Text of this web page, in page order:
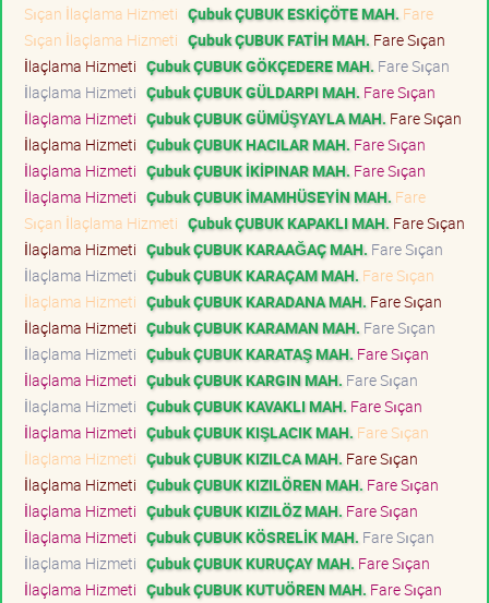
Sıçan İlaçlama Hizmeti Çubuk ÇUBUK ESKİÇÖTE MAH. Fare
Sıçan İlaçlama Hizmeti Çubuk ÇUBUK FATİH MAH. Fare Sıçan
İlaçlama Hizmeti Çubuk ÇUBUK GÖKÇEDERE MAH. Fare Sıçan
İlaçlama Hizmeti Çubuk ÇUBUK GÜLDARPI MAH. Fare Sıçan
İlaçlama Hizmeti Çubuk ÇUBUK GÜMÜŞYAYLA MAH. Fare Sıçan
İlaçlama Hizmeti Çubuk ÇUBUK HACILAR MAH. Fare Sıçan
İlaçlama Hizmeti Çubuk ÇUBUK İKİPINAR MAH. Fare Sıçan
İlaçlama Hizmeti Çubuk ÇUBUK İMAMHÜSEYİN MAH. Fare
Sıçan İlaçlama Hizmeti Çubuk ÇUBUK KAPAKLI MAH. Fare Sıçan
İlaçlama Hizmeti Çubuk ÇUBUK KARAAĞAÇ MAH. Fare Sıçan
İlaçlama Hizmeti Çubuk ÇUBUK KARAÇAM MAH. Fare Sıçan
İlaçlama Hizmeti Çubuk ÇUBUK KARADANA MAH. Fare Sıçan
İlaçlama Hizmeti Çubuk ÇUBUK KARAMAN MAH. Fare Sıçan
İlaçlama Hizmeti Çubuk ÇUBUK KARATAŞ MAH. Fare Sıçan
İlaçlama Hizmeti Çubuk ÇUBUK KARGIN MAH. Fare Sıçan
İlaçlama Hizmeti Çubuk ÇUBUK KAVAKLI MAH. Fare Sıçan
İlaçlama Hizmeti Çubuk ÇUBUK KIŞLACIK MAH. Fare Sıçan
İlaçlama Hizmeti Çubuk ÇUBUK KIZILCA MAH. Fare Sıçan
İlaçlama Hizmeti Çubuk ÇUBUK KIZILÖREN MAH. Fare Sıçan
İlaçlama Hizmeti Çubuk ÇUBUK KIZILÖZ MAH. Fare Sıçan
İlaçlama Hizmeti Çubuk ÇUBUK KÖSRELİK MAH. Fare Sıçan
İlaçlama Hizmeti Çubuk ÇUBUK KURUÇAY MAH. Fare Sıçan
İlaçlama Hizmeti Çubuk ÇUBUK KUTUÖREN MAH. Fare Sıçan